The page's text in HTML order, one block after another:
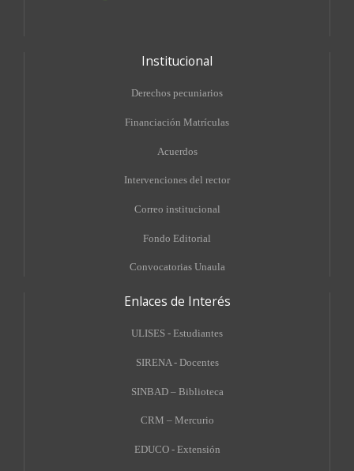
Institucional
Derechos pecuniarios
Financiación Matrículas
Acuerdos
Intervenciones del rector
Correo institucional
Fondo Editorial
Convocatorias Unaula
Enlaces de Interés
ULISES - Estudiantes
SIRENA - Docentes
SINBAD – Biblioteca
CRM – Mercurio
EDUCO - Extensión